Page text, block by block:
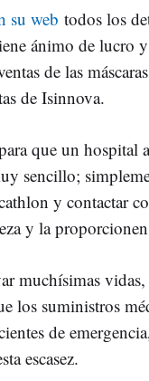
su web todos los
ánimo de lucro
de las
de Isinnova.
que un hospital
sencillo;
y contactar
y la
muchísimas
los suministros
de
escasez.